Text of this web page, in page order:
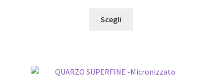
128,00 €
Scegli
Le